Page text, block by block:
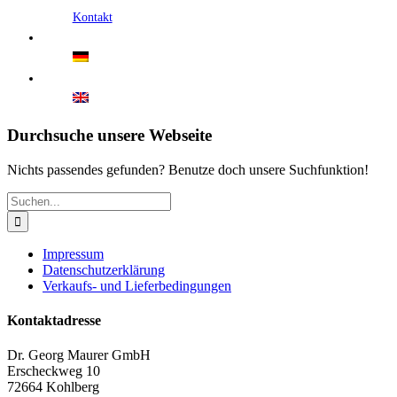
Kontakt
Durchsuche unsere Webseite
Nichts passendes gefunden? Benutze doch unsere Suchfunktion!
Suche
nach:
Impressum
Datenschutzerklärung
Verkaufs- und Lieferbedingungen
Kontaktadresse
Dr. Georg Maurer GmbH
Erscheckweg 10
72664 Kohlberg